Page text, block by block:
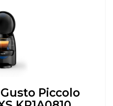
Piccolo